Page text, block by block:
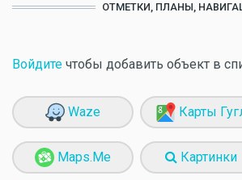
ОТМЕТКИ, ПЛАНЫ,
Войдите чтобы добавить объект в
Waze Карты
Maps.Me Картинки